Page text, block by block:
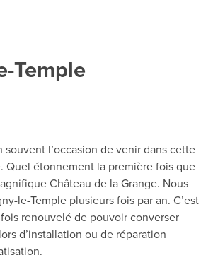
Temple
souvent l’occasion de venir dans cette
Quel étonnement la première fois que
Château de la Grange. Nous
le-Temple plusieurs fois par an. C’est
renouvelé de pouvoir converser
d’installation ou de réparation